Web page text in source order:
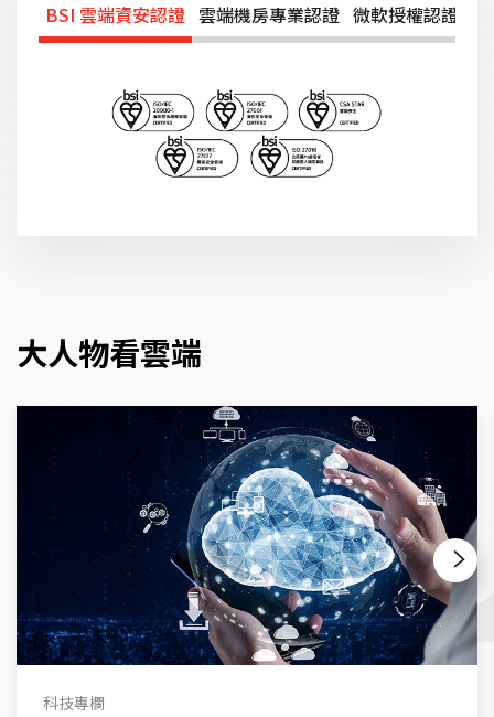
BSI 雲端資安認證 雲端機房專業認證 微軟授權認證
大人物看雲端
科技專欄
Next